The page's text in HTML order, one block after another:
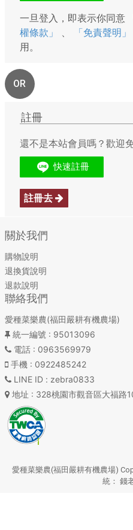
一旦登入，即表示你同意
權條款」
「免責聲明」
用。
OR
註冊
還不是本站會員嗎？歡迎
註冊去
關於我們
購物說明
退換貨說明
退款說明
聯絡我們
愛種菜樂農(福田嚴耕有機農場)
統一編號 : 95013096
電話: 0963569979
手機 : 0922485242
LINE ID : zebra0833
地址 : 328桃園市觀音區大福路
愛種菜樂農(福田嚴耕有機農場)
統： 錢